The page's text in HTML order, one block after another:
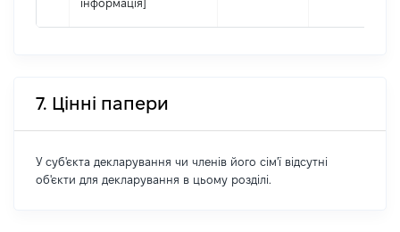
інформація]
7. Цінні папери
У суб'єкта декларування чи членів його сім'ї відсутні
об'єкти для декларування в цьому розділі.